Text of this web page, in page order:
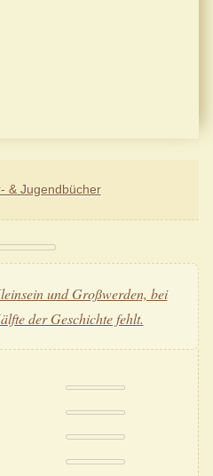
& Jugendbücher
und Großwerden, bei
der Geschichte fehlt.